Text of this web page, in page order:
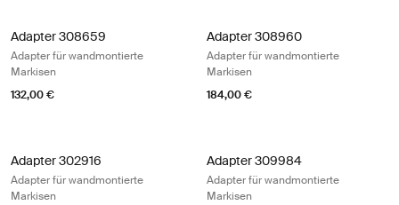
Adapter 308659
Adapter für wandmontierte
Markisen
132,00 €
Adapter 308960
Adapter für wandmontierte
Markisen
184,00 €
Adapter 302916
Adapter für wandmontierte
Markisen
Adapter 309984
Adapter für wandmontierte
Markisen